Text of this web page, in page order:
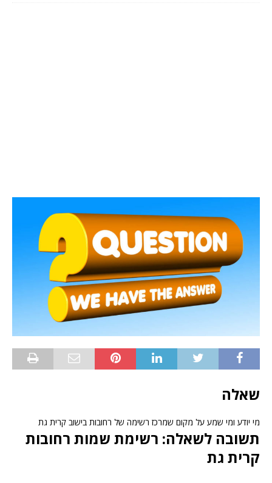
שאלה
מי יודע ומי שמע על מקום שמרכז רשימה של רחובות בישוב קרית גת
תשובה לשאלה: רשימת שמות רחובות
קרית גת